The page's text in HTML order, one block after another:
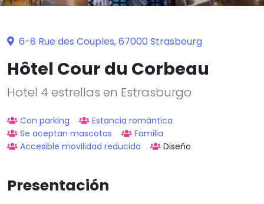
6-8 Rue des Couples, 67000 Strasbourg
Hôtel Cour du Corbeau
Hotel 4 estrellas en Estrasburgo
Con parking
Estancia romántica
Se aceptan mascotas
Familia
Accesible movilidad reducida
Diseño
Presentación